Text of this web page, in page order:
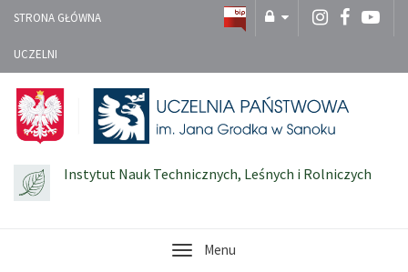
STRONA GŁÓWNA
UCZELNI
Instytut Nauk Technicznych, Leśnych i Rolniczych
Menu